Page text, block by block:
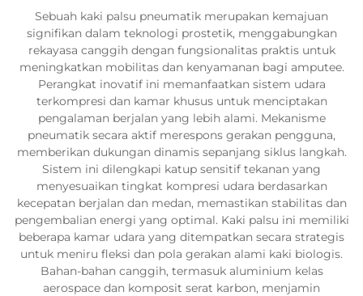
Sebuah kaki palsu pneumatik merupakan kemajuan
signifikan dalam teknologi prostetik, menggabungkan
rekayasa canggih dengan fungsionalitas praktis untuk
meningkatkan mobilitas dan kenyamanan bagi amputee.
Perangkat inovatif ini memanfaatkan sistem udara
terkompresi dan kamar khusus untuk menciptakan
pengalaman berjalan yang lebih alami. Mekanisme
pneumatik secara aktif merespons gerakan pengguna,
memberikan dukungan dinamis sepanjang siklus langkah.
Sistem ini dilengkapi katup sensitif tekanan yang
menyesuaikan tingkat kompresi udara berdasarkan
kecepatan berjalan dan medan, memastikan stabilitas dan
pengembalian energi yang optimal. Kaki palsu ini memiliki
beberapa kamar udara yang ditempatkan secara strategis
untuk meniru fleksi dan pola gerakan alami kaki biologis.
Bahan-bahan canggih, termasuk aluminium kelas
aerospace dan komposit serat karbon, menjamin